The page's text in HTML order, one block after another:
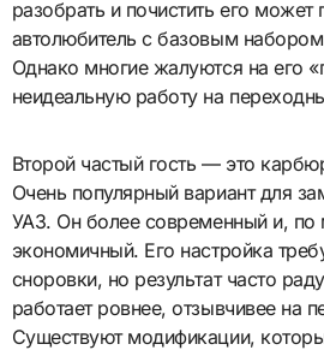
разобрать и почистить его может
автолюбитель с базовым
Однако многие жалуются на его
неидеальную работу на
Второй частый гость — это
Очень популярный вариант для
УАЗ. Он более современный и, по
экономичный. Его настройка
сноровки, но результат часто
работает ровнее, отзывчивее на
Существуют модификации,